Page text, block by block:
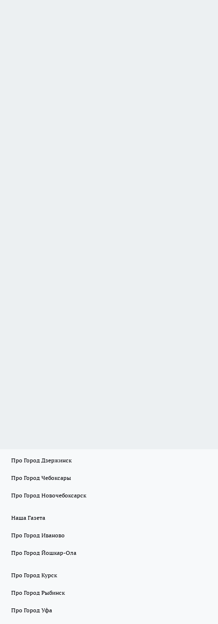
Про Город Дзержинск
Про Город Чебоксары
Про Город Новочебоксарск
Наша Газета
Про Город Иваново
Про Город Йошкар-Ола
Про Город Курск
Про Город Рыбинск
Про Город Уфа